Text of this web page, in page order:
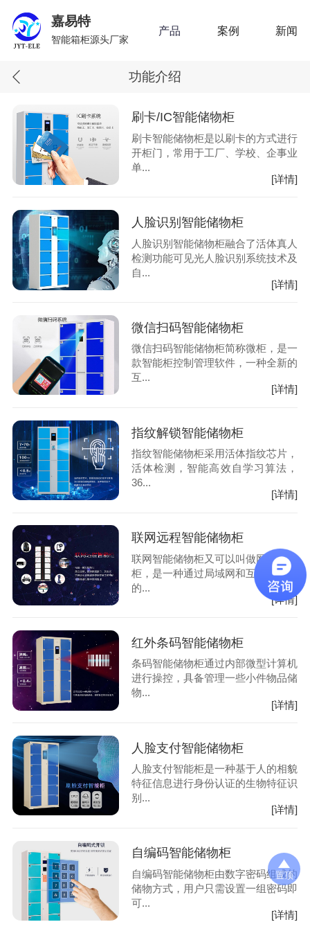
产品 案例 新闻
嘉易特
智能箱柜源头厂家
功能介绍
刷卡/IC智能储物柜
刷卡智能储物柜是以刷卡的方式进行
开柜门，常用于工厂、学校、企事业
单...
[详情]
人脸识别智能储物柜
人脸识别智能储物柜融合了活体真人
检测功能可见光人脸识别系统技术及
自...
[详情]
微信扫码智能储物柜
微信扫码智能储物柜简称微柜，是一
款智能柜控制管理软件，一种全新的
互...
[详情]
指纹解锁智能储物柜
指纹智能储物柜采用活体指纹芯片，
活体检测，智能高效自学习算法，
36...
[详情]
联网远程智能储物柜
联网智能储物柜又可以叫做网络储物
柜，是一种通过局域网和互联网形式
的...
[详情]
红外条码智能储物柜
条码智能储物柜通过内部微型计算机
进行操控，具备管理一些小件物品储
物...
[详情]
人脸支付智能储物柜
人脸支付智能柜是一种基于人的相貌
特征信息进行身份认证的生物特征识
别...
[详情]
自编码智能储物柜
自编码智能储物柜由数字密码组成的
储物方式，用户只需设置一组密码即
可...
[详情]
置顶